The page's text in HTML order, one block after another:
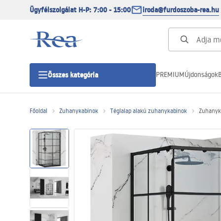
Ügyfélszolgálat H-P: 7:00 - 15:00 iroda@furdoszoba-rea.hu
Összes kategória
Zuhanyajtó
Zuhanytálcák
Zuhanylefolyók
PREMIUMÚjdonságok
Főoldal Zuhanykabinok Téglalap alakú zuhanykabinok